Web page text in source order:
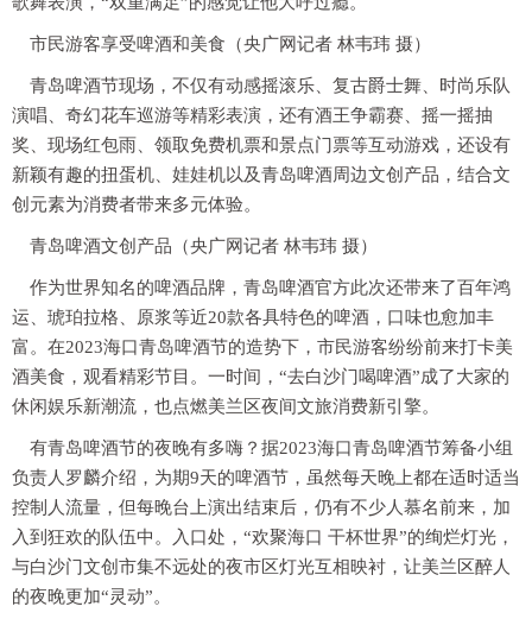
市民游客享受啤酒和美食（央广网记者 林韦玮 摄）
青岛啤酒节现场，不仅有动感摇滚乐、复古爵士舞、时尚乐队
演唱、奇幻花车巡游等精彩表演，还有酒王争霸赛、摇一摇抽
奖、现场红包雨、领取免费机票和景点门票等互动游戏，还设有
新颖有趣的扭蛋机、娃娃机以及青岛啤酒周边文创产品，结合文
创元素为消费者带来多元体验。
青岛啤酒文创产品（央广网记者 林韦玮 摄）
作为世界知名的啤酒品牌，青岛啤酒官方此次还带来了百年鸿
运、琥珀拉格、原浆等近20款各具特色的啤酒，口味也愈加丰
富。在2023海口青岛啤酒节的造势下，市民游客纷纷前来打卡美
酒美食，观看精彩节目。一时间，“去白沙门喝啤酒”成了大家的
休闲娱乐新潮流，也点燃美兰区夜间文旅消费新引擎。
有青岛啤酒节的夜晚有多嗨？据2023海口青岛啤酒节筹备小组
负责人罗麟介绍，为期9天的啤酒节，虽然每天晚上都在适时适当
控制人流量，但每晚台上演出结束后，仍有不少人慕名前来，加
入到狂欢的队伍中。入口处，“欢聚海口 干杯世界”的绚烂灯光，
与白沙门文创市集不远处的夜市区灯光互相映衬，让美兰区醉人
的夜晚更加“灵动”。